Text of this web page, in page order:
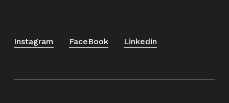
Instagram FaceBook Linkedin